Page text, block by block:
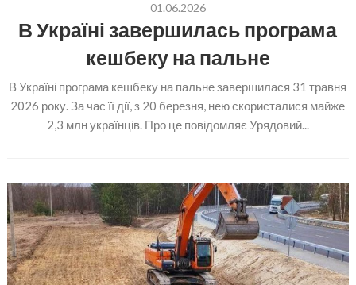
01.06.2026
В Україні завершилась програма
кешбеку на пальне
В Україні програма кешбеку на пальне завершилася 31 травня
2026 року. За час її дії, з 20 березня, нею скористалися майже
2,3 млн українців. Про це повідомляє Урядовий...